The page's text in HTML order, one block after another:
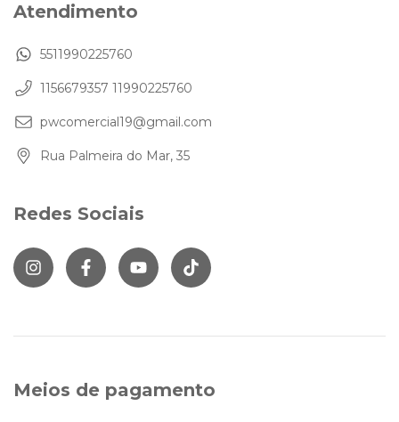
Atendimento
5511990225760
1156679357 11990225760
pwcomercial19@gmail.com
Rua Palmeira do Mar, 35
Redes Sociais
Meios de pagamento